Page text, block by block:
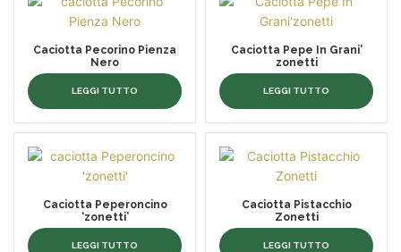
Caciotta Pecorino Pienza
Nero
LEGGI TUTTO
Caciotta Pepe In Grani’
zonetti
LEGGI TUTTO
Caciotta Peperoncino
‘zonetti’
LEGGI TUTTO
Caciotta Pistacchio
Zonetti
LEGGI TUTTO